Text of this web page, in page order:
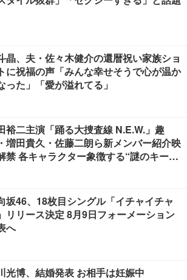
晶、夫・佐々木健介の還暦祝い家族ショ
に祝福の声「みんな幸せそうで心が温か
った」「愛が溢れてる」
裕二主演「踊る大捜査線 N.E.W.」趣
増田貴久・佐藤二朗ら新メンバー紹介映
禁 各キャラクター象徴する“謎のキーワ
坂46、18枚目シングル「イチャイチャ
リリース決定 8月9日フォーメーション
へ
光博、結婚発表 お相手は妊娠中